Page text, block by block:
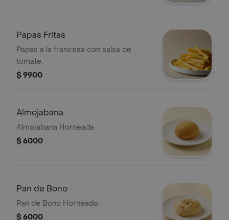
Papas Fritas
Papas a la francesa con salsa de
tomate.
$ 9900
Almojabana
Almojabana Horneada
$ 6000
Pan de Bono
Pan de Bono Horneado
$ 6000